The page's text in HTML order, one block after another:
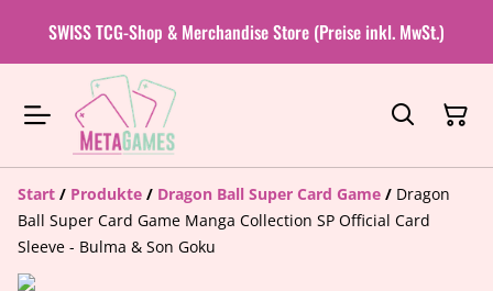
SWISS TCG-Shop & Merchandise Store (Preise inkl. MwSt.)
Start / Produkte / Dragon Ball Super Card Game / Dragon
Ball Super Card Game Manga Collection SP Official Card
Sleeve - Bulma & Son Goku